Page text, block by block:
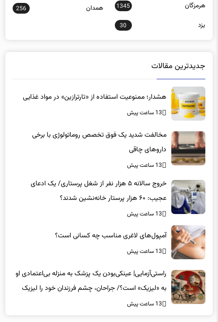
هرمزگان 1345 همدان 256
یزد 30
جدیدترین مقالات
هشدار؛ ممنوعیت استفاده از «تارترازین» در مواد غذایی
13 ساعت پیش
مخالفت شدید یک فوق تخصص روماتولوژی با برخی
داروهای چاقی
13 ساعت پیش
خروج سالانه ۵ هزار نفر از شغل پرستاری/ یک ادعای
عجیب: ۶۰ هزار پرستار خانه‌نشین شدند؟
13 ساعت پیش
آمپول‌های لاغری مناسب چه کسانی است؟
13 ساعت پیش
راستی‌آزمایی| عینکی‌بودن یک پزشک به منزله بی‌اعتمادی او
به «لیزیک» است؟/ جراحان، چشم فرزندان خود را لیزیک
می‌کنند؟
13 ساعت پیش